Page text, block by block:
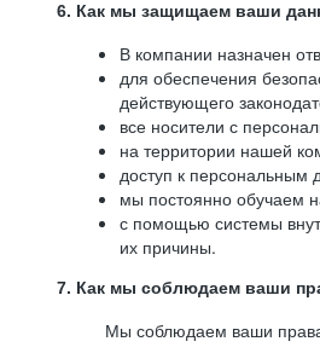
6. Как мы защищаем ваши
В компании назначен
для обеспечения
действующего
все носители с
на территории нашей
доступ к персональным
мы постоянно обучаем
с помощью системы
их причины.
7. Как мы соблюдаем ваши
Мы соблюдаем ваши